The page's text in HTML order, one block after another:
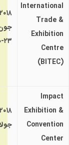
International
Trade &
Exhibition
Centre
(BITEC)
۲۰۱۸
۲۳-۲۰
Impact
Exhibition &
Convention
Center
۲۰۱۸